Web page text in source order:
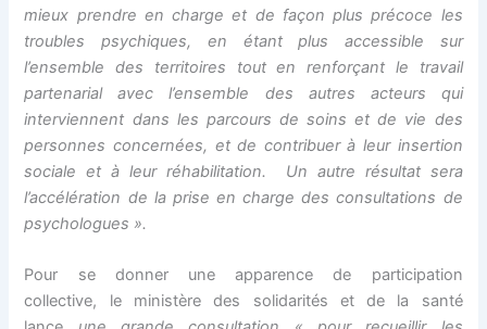
mieux prendre en charge et de façon plus précoce les
troubles psychiques, en étant plus accessible sur
l’ensemble des territoires tout en renforçant le travail
partenarial avec l’ensemble des autres acteurs qui
interviennent dans les parcours de soins et de vie des
personnes concernées, et de contribuer à leur insertion
sociale et à leur réhabilitation. Un autre résultat sera
l’accélération de la prise en charge des consultations de
psychologues ».
Pour se donner une apparence de participation
collective, le ministère des solidarités et de la santé